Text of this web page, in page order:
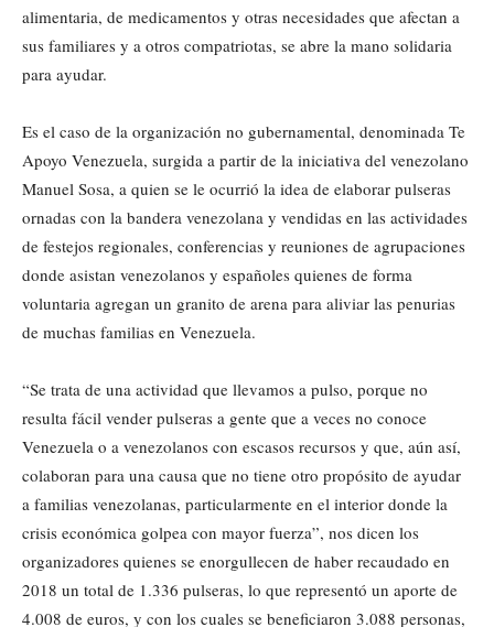
alimentaria, de medicamentos y otras necesidades que afectan a
sus familiares y a otros compatriotas, se abre la mano solidaria
para ayudar.
Es el caso de la organización no gubernamental, denominada Te
Apoyo Venezuela, surgida a partir de la iniciativa del venezolano
Manuel Sosa, a quien se le ocurrió la idea de elaborar pulseras
ornadas con la bandera venezolana y vendidas en las actividades
de festejos regionales, conferencias y reuniones de agrupaciones
donde asistan venezolanos y españoles quienes de forma
voluntaria agregan un granito de arena para aliviar las penurias
de muchas familias en Venezuela.
“Se trata de una actividad que llevamos a pulso, porque no
resulta fácil vender pulseras a gente que a veces no conoce
Venezuela o a venezolanos con escasos recursos y que, aún así,
colaboran para una causa que no tiene otro propósito de ayudar
a familias venezolanas, particularmente en el interior donde la
crisis económica golpea con mayor fuerza”, nos dicen los
organizadores quienes se enorgullecen de haber recaudado en
2018 un total de 1.336 pulseras, lo que representó un aporte de
4.008 de euros, y con los cuales se beneficiaron 3.088 personas,